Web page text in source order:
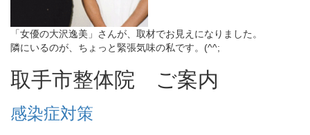
「女優の大沢逸美」さんが、取材でお見えになりました。
隣にいるのが、ちょっと緊張気味の私です。(^^;
取手市整体院 ご案内
感染症対策